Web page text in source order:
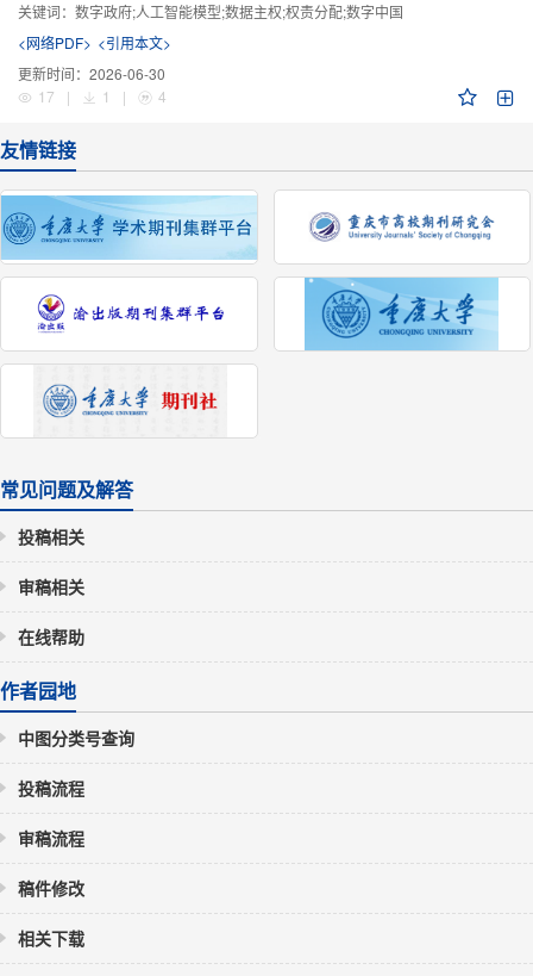
关键词： 数字政府;人工智能模型;数据主权;权责分配;数字中国
<网络PDF> <引用本文>
更新时间： 2026-06-30
17
| 1 | 4
友情链接
常见问题及解答
投稿相关
审稿相关
在线帮助
作者园地
中图分类号查询
投稿流程
审稿流程
稿件修改
相关下载